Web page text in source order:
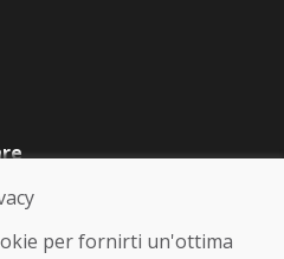
commerciali
e pagamento
per fornirti un'ottima